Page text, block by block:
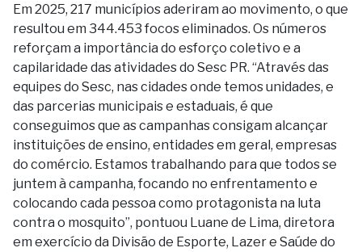
Em 2025, 217 municípios aderiram ao movimento, o que
resultou em 344.453 focos eliminados. Os números
reforçam a importância do esforço coletivo e a
capilaridade das atividades do Sesc PR. “Através das
equipes do Sesc, nas cidades onde temos unidades, e
das parcerias municipais e estaduais, é que
conseguimos que as campanhas consigam alcançar
instituições de ensino, entidades em geral, empresas
do comércio. Estamos trabalhando para que todos se
juntem à campanha, focando no enfrentamento e
colocando cada pessoa como protagonista na luta
contra o mosquito”, pontuou Luane de Lima, diretora
em exercício da Divisão de Esporte, Lazer e Saúde do